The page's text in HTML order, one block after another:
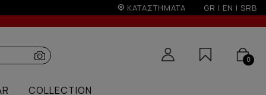
ΚΑΤΑΣΤΗΜΑΤΑ GR | EN | SRB
0
COLLECTION